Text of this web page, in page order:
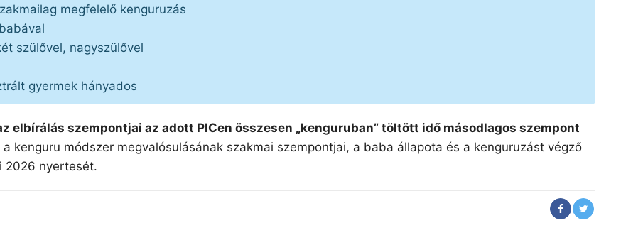
megfelelő kenguruzás
szülővel, nagyszülővel
gyermek hányados
elbírálás szempontjai az adott PICen összesen „kenguruban” töltött idő másodlagos szempont
a kenguru módszer megvalósulásának szakmai szempontjai, a baba állapota és a kenguruzást végző
2026 nyertesét.